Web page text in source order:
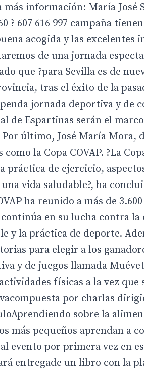
información: María José
? 607 616 997 campaña
acogida y las excelentes
de una jornada
que ?para Sevilla es de
tras el éxito de la
jornada deportiva y de
de Espartinas serán el
último, José María Mora,
la Copa COVAP. ?La
práctica de ejercicio,
vida saludable?, ha
ha reunido a más de
en su lucha contra
y la práctica de deporte.
para elegir a los
y de juegos llamada
físicas a la vez que
por charlas
sobre la
más pequeños aprendan a
evento por primera vez en
entregade un libro con la